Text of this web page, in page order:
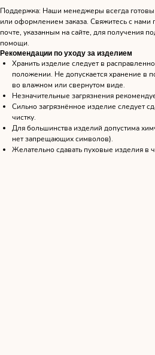
Поддержка: Наши менеджеры всегда
или оформлением заказа. Свяжитесь с нами
почте, указанным на сайте, для получения
помощи.
Рекомендации по уходу за изделием
Хранить изделие следует в
положении. Не допускается хранение в
во влажном или свернутом виде.
Незначительные загрязнения
Сильно загрязнённое изделие следует
чистку.
Для большинства изделий допустима
нет запрещающих символов).
Желательно сдавать пуховые изделия в